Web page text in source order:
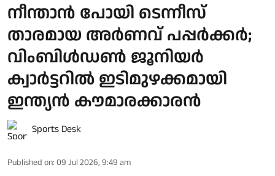
നീന്താൻ പോയി ടെന്നീസ്
താരമായ അർണവ് പപ്പർക്കർ;
വിംബിൾഡൺ ജൂനിയർ
ക്വാർട്ടറിൽ ഇടിമുഴക്കമായി
ഇന്ത്യൻ കൗമാരക്കാരൻ
Sports Desk
Published on: 09 Jul 2026, 9:49 am